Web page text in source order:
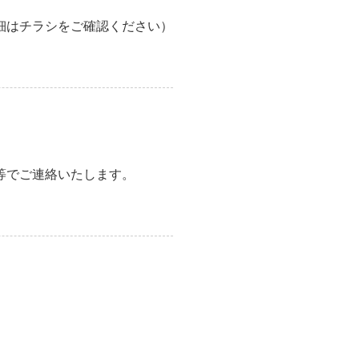
チラシをご確認ください）
ご連絡いたします。